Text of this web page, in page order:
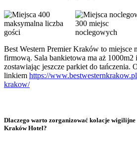
400
maksymalna liczba
gości
300 miejsc
noclegowych
Best Western Premier Kraków to miejsce
firmową. Sala bankietowa ma aż 1000m2
zostawiając jeszcze parkiet do tańczenia.
linkiem https://
krakow/
Dlaczego warto zorganizować kolacje
Kraków Hotel?